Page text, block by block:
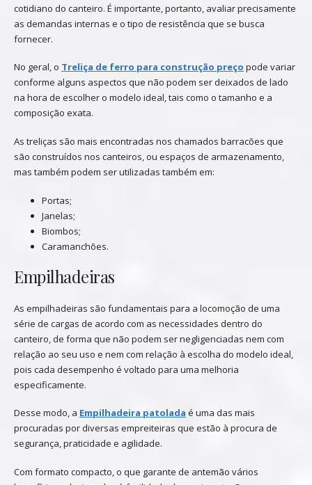
cotidiano do canteiro. É importante, portanto, avaliar precisamente
as demandas internas e o tipo de resistência que se busca
fornecer.
No geral, o Treliça de ferro para construção preço pode variar
conforme alguns aspectos que não podem ser deixados de lado
na hora de escolher o modelo ideal, tais como o tamanho e a
composição exata.
As treliças são mais encontradas nos chamados barracões que
são construídos nos canteiros, ou espaços de armazenamento,
mas também podem ser utilizadas também em:
Portas;
Janelas;
Biombos;
Caramanchões.
Empilhadeiras
As empilhadeiras são fundamentais para a locomoção de uma
série de cargas de acordo com as necessidades dentro do
canteiro, de forma que não podem ser negligenciadas nem com
relação ao seu uso e nem com relação à escolha do modelo ideal,
pois cada desempenho é voltado para uma melhoria
especificamente.
Desse modo, a Empilhadeira patolada é uma das mais
procuradas por diversas empreiteiras que estão à procura de
segurança, praticidade e agilidade.
Com formato compacto, o que garante de antemão vários